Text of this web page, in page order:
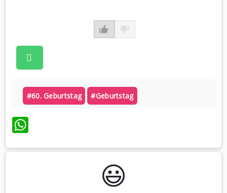
#60. Geburtstag #geburtstag
WhatsApp
😃️